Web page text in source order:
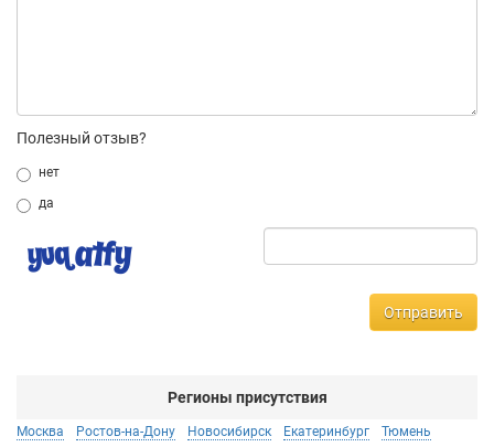
Полезный отзыв?
нет
да
Отправить
Регионы присутствия
Москва Ростов-на-Дону Новосибирск Екатеринбург
Тюмень